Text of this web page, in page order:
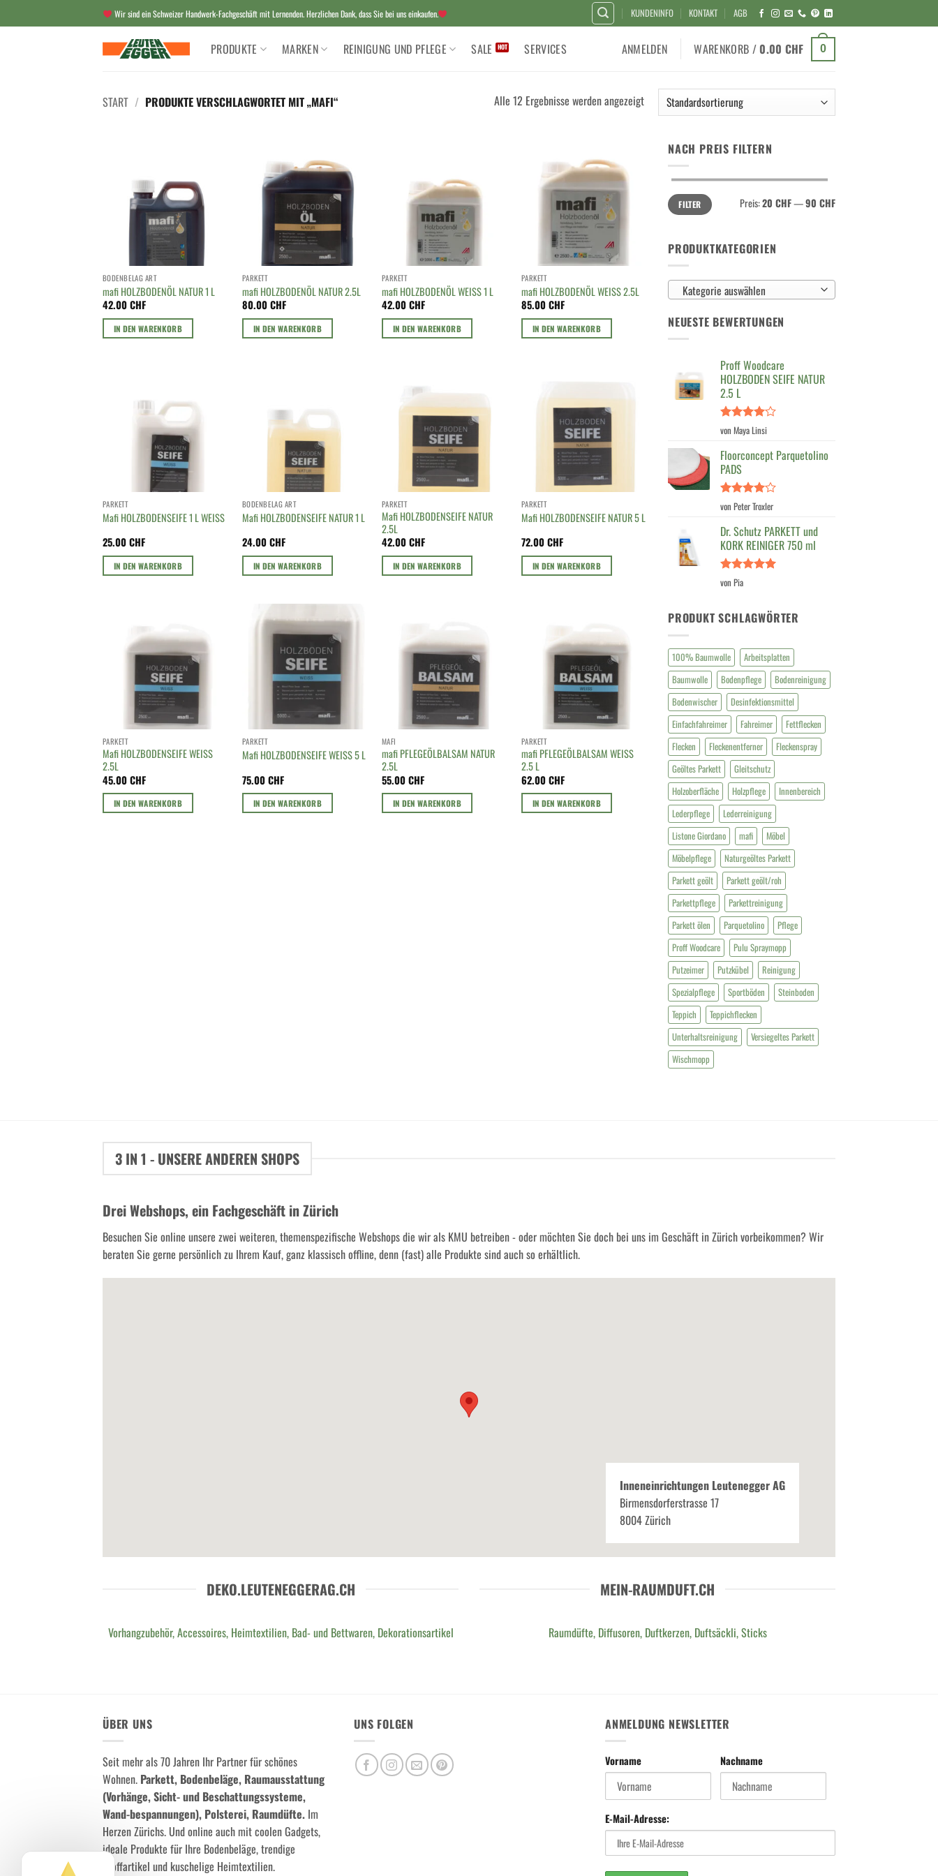
Inhalt
Wir sind ein Schweizer Handwerk-Fachgeschäft mit Lernenden. Herzlichen Dank, dass Sie bei uns einkaufen. KUNDENINFO KONTAKT AGB
PRODUKTE MARKEN REINIGUNG UND PFLEGE SALE SERVICES ANMELDEN WARENKORB / 0.00 CHF 0
START / PRODUKTE VERSCHLAGWORTET MIT „MAFI“ Alle 12 Ergebnisse werden angezeigt
BODENBELAG ART
mafi HOLZBODENÖL NATUR 1 L
42.00CHF
IN DEN WARENKORB
PARKETT
mafi HOLZBODENÖL NATUR 2.5L
80.00CHF
IN DEN WARENKORB
PARKETT
mafi HOLZBODENÖL WEISS 1 L
42.00CHF
IN DEN WARENKORB
PARKETT
mafi HOLZBODENÖL WEISS 2.5L
85.00CHF
IN DEN WARENKORB
PARKETT
Mafi HOLZBODENSEIFE 1 L WEISS
25.00CHF
IN DEN WARENKORB
BODENBELAG ART
Mafi HOLZBODENSEIFE NATUR 1 L
24.00CHF
IN DEN WARENKORB
PARKETT
Mafi HOLZBODENSEIFE NATUR
2.5L
42.00CHF
IN DEN WARENKORB
PARKETT
Mafi HOLZBODENSEIFE NATUR 5 L
72.00CHF
IN DEN WARENKORB
PARKETT
Mafi HOLZBODENSEIFE WEISS
2.5L
45.00CHF
IN DEN WARENKORB
PARKETT
Mafi HOLZBODENSEIFE WEISS 5 L
75.00CHF
IN DEN WARENKORB
MAFI
mafi PFLEGEÖLBALSAM NATUR
2.5L
55.00CHF
IN DEN WARENKORB
PARKETT
mafi PFLEGEÖLBALSAM WEISS
2.5 L
62.00CHF
IN DEN WARENKORB
NACH PREIS FILTERN
Min.
Preis
Max.
PreisFILTER Preis:20 CHF—90 CHF
PRODUKTKATEGORIEN
Kategorie auswählen
NEUESTE BEWERTUNGEN
Proff Woodcare
HOLZBODEN SEIFE NATUR
2.5 L
Bewertet
4
von 5
von Maya Linsi
Floorconcept Parquetolino
PADS
Bewertet
von 5
von Peter Troxler
Dr. Schutz PARKETT und
KORK REINIGER 750 ml
Bewertet
von Pia
PRODUKT SCHLAGWÖRTER
100% Baumwolle
Arbeitsplatten
Baumwolle
Bodenpflege
Bodenreinigung
Bodenwischer
Desinfektionsmittel
Einfachfahreimer
Fahreimer
Fettflecken
Flecken
Fleckenentferner
Fleckenspray
Geöltes Parkett
Gleitschutz
Holzoberfläche
Holzpflege
Innenbereich
Lederpflege
Lederreinigung
Listone Giordano
mafi
Möbel
Möbelpflege
Naturgeöltes Parkett
Parkett geölt
Parkett geölt/roh
Parkettpflege
Parkettreinigung
Parkett ölen
Parquetolino
Pflege
Proff Woodcare
Pulu Spraymopp
Putzeimer
Putzkübel
Reinigung
Spezialpflege
Sportböden
Steinboden
Teppich
Teppichflecken
Unterhaltsreinigung
Versiegeltes Parkett
Wischmopp
3 IN 1 - UNSERE ANDEREN SHOPS
Drei Webshops, ein Fachgeschäft in Zürich
Besuchen Sie online unsere zwei weiteren, themenspezifische Webshops die wir als KMU betreiben - oder möchten Sie doch bei uns im Geschäft in Zürich vorbeikommen? Wir
beraten Sie gerne persönlich zu Ihrem Kauf, ganz klassisch offline, denn (fast) alle Produkte sind auch so erhältlich.
Inneneinrichtungen Leutenegger AG
Birmensdorferstrasse 17
8004 Zürich
DEKO.LEUTENEGGERAG.CH
Vorhangzubehör, Accessoires, Heimtextilien, Bad- und Bettwaren, Dekorationsartikel
MEIN-RAUMDUFT.CH
Raumdüfte, Diffusoren, Duftkerzen, Duftsäckli, Sticks
ÜBER UNS
Seit mehr als 70 Jahren Ihr Partner für schönes
Wohnen. Parkett, Bodenbeläge, Raumausstattung
(Vorhänge, Sicht- und Beschattungssysteme,
Wand-bespannungen), Polsterei, Raumdüfte. Im
Herzen Zürichs. Und online auch mit coolen Gadgets,
ideale Produkte für Ihre Bodenbeläge, trendige
Stoffartikel und kuschelige Heimtextilien.
UNS FOLGEN ANMELDUNG NEWSLETTER
Vorname Nachname
E-Mail-Adresse: